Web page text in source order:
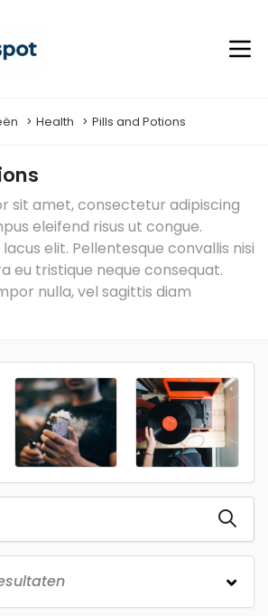
Health Pills and Potions
sit amet, consectetur adipiscing
eleifend risus ut congue.
elit. Pellentesque convallis nisi
eu tristique neque consequat.
nulla, vel sagittis diam